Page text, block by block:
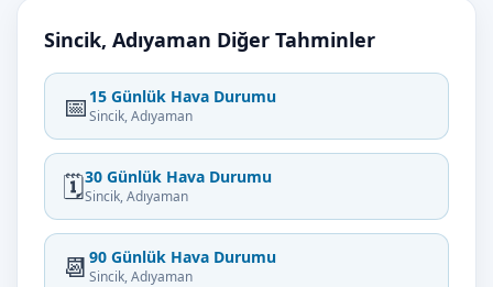
Sincik, Adıyaman Diğer Tahminler
📅 15 Günlük Hava Durumu
Sincik, Adıyaman
🗓️30 Günlük Hava Durumu
Sincik, Adıyaman
📆 90 Günlük Hava Durumu
Sincik, Adıyaman